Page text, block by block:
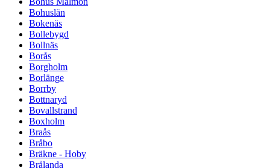
Bohuslän
Bokenäs
Bollebygd
Bollnäs
Borås
Borgholm
Borlänge
Borrby
Bottnaryd
Bovallstrand
Boxholm
Braås
Bråbo
Bräkne - Hoby
Brålanda